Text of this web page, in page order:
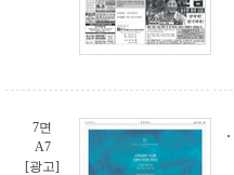
7면
A7
[광고]